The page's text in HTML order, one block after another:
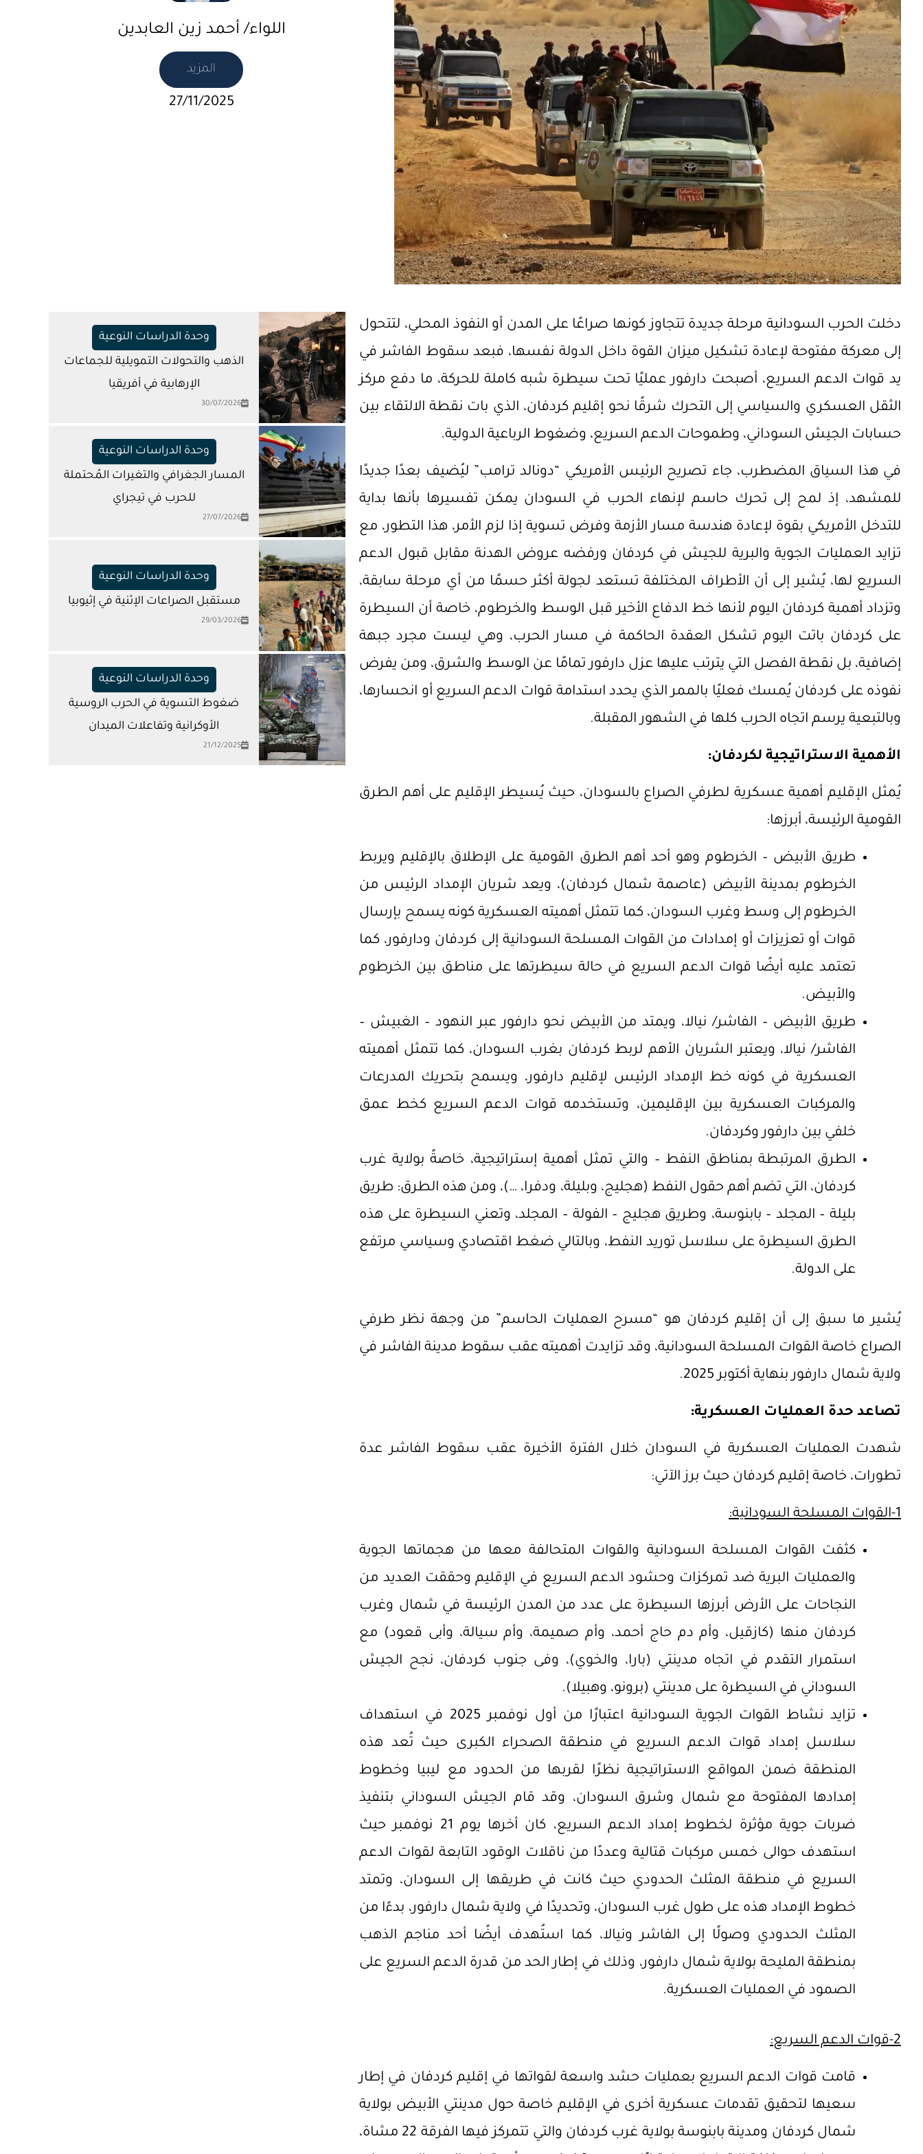
اللواء/ أحمد زين العابدين
المزيد
27/11/2025
دخلت الحرب السودانية مرحلة جديدة تتجاوز كونها صراعًا على المدن أو النفوذ المحلي، لتتحول
إلى معركة مفتوحة لإعادة تشكيل ميزان القوة داخل الدولة نفسها، فبعد سقوط الفاشر في
يد قوات الدعم السريع، أصبحت دارفور عمليًا تحت سيطرة شبه كاملة للحركة، ما دفع مركز
الثقل العسكري والسياسي إلى التحرك شرقًا نحو إقليم كردفان، الذي بات نقطة الالتقاء بين
حسابات الجيش السوداني، وطموحات الدعم السريع، وضغوط الرباعية الدولية.
في هذا السياق المضطرب، جاء تصريح الرئيس الأمريكي “دونالد ترامب” ليُضيف بعدًا جديدًا
للمشهد، إذ لمح إلى تحرك حاسم لإنهاء الحرب في السودان يمكن تفسيرها بأنها بداية
للتدخل الأمريكي بقوة لإعادة هندسة مسار الأزمة وفرض تسوية إذا لزم الأمر، هذا التطور، مع
تزايد العمليات الجوية والبرية للجيش في كردفان ورفضه عروض الهدنة مقابل قبول الدعم
السريع لها، يُشير إلى أن الأطراف المختلفة تستعد لجولة أكثر حسمًا من أي مرحلة سابقة،
وتزداد أهمية كردفان اليوم لأنها خط الدفاع الأخير قبل الوسط والخرطوم، خاصة أن السيطرة
على كردفان باتت اليوم تشكل العقدة الحاكمة في مسار الحرب، وهي ليست مجرد جبهة
إضافية، بل نقطة الفصل التي يترتب عليها عزل دارفور تمامًا عن الوسط والشرق، ومن يفرض
نفوذه على كردفان يُمسك فعليًا بالممر الذي يحدد استدامة قوات الدعم السريع أو انحسارها،
وبالتبعية يرسم اتجاه الحرب كلها في الشهور المقبلة.
الأهمية الاستراتيجية لكردفان:
يُمثل الإقليم أهمية عسكرية لطرفي الصراع بالسودان، حيث يُسيطر الإقليم على أهم الطرق
القومية الرئيسة، أبرزها:
طريق الأبيض – الخرطوم وهو أحد أهم الطرق القومية على الإطلاق بالإقليم ويربط
الخرطوم بمدينة الأبيض (عاصمة شمال كردفان)، ويعد شريان الإمداد الرئيس من
الخرطوم إلى وسط وغرب السودان، كما تتمثل أهميته العسكرية كونه يسمح بإرسال
قوات أو تعزيزات أو إمدادات من القوات المسلحة السودانية إلى كردفان ودارفور، كما
تعتمد عليه أيضًا قوات الدعم السريع في حالة سيطرتها على مناطق بين الخرطوم
والأبيض.
طريق الأبيض – الفاشر/ نيالا، ويمتد من الأبيض نحو دارفور عبر النهود – الغبيش –
الفاشر/ نيالا، ويعتبر الشريان الأهم لربط كردفان بغرب السودان، كما تتمثل أهميته
العسكرية في كونه خط الإمداد الرئيس لإقليم دارفور، ويسمح بتحريك المدرعات
والمركبات العسكرية بين الإقليمين، وتستخدمه قوات الدعم السريع كخط عمق
خلفي بين دارفور وكردفان.
الطرق المرتبطة بمناطق النفط – والتي تمثل أهمية إستراتيجية، خاصةً بولاية غرب
كردفان، التي تضم أهم حقول النفط (هجليج، وبليلة، ودفرا، …)، ومن هذه الطرق: طريق
بليلة – المجلد – بابنوسة، وطريق هجليج – الفولة – المجلد، وتعني السيطرة على هذه
الطرق السيطرة على سلاسل توريد النفط، وبالتالي ضغط اقتصادي وسياسي مرتفع
على الدولة.
يُشير ما سبق إلى أن إقليم كردفان هو “مسرح العمليات الحاسم” من وجهة نظر طرفي
الصراع خاصة القوات المسلحة السودانية، وقد تزايدت أهميته عقب سقوط مدينة الفاشر في
ولاية شمال دارفور بنهاية أكتوبر 2025.
تصاعد حدة العمليات العسكرية:
شهدت العمليات العسكرية في السودان خلال الفترة الأخيرة عقب سقوط الفاشر عدة
تطورات، خاصة إقليم كردفان حيث برز الآتي:
1-القوات المسلحة السودانية:
كثفت القوات المسلحة السودانية والقوات المتحالفة معها من هجماتها الجوية
والعمليات البرية ضد تمركزات وحشود الدعم السريع في الإقليم وحققت العديد من
النجاحات على الأرض أبرزها السيطرة على عدد من المدن الرئيسة في شمال وغرب
كردفان منها (كازقيل، وأم دم حاج أحمد، وأم صميمة، وأم سيالة، وأبى قعود) مع
استمرار التقدم في اتجاه مدينتي (بارا، والخوي)، وفى جنوب كردفان، نجح الجيش
السوداني في السيطرة على مدينتي (برونو، وهبيلا).
تزايد نشاط القوات الجوية السودانية اعتبارًا من أول نوفمبر 2025 في استهداف
سلاسل إمداد قوات الدعم السريع في منطقة الصحراء الكبرى حيث تُعد هذه
المنطقة ضمن المواقع الاستراتيجية نظرًا لقربها من الحدود مع ليبيا وخطوط
إمدادها المفتوحة مع شمال وشرق السودان، وقد قام الجيش السوداني بتنفيذ
ضربات جوية مؤثرة لخطوط إمداد الدعم السريع، كان أخرها يوم 21 نوفمبر حيث
استهدف حوالى خمس مركبات قتالية وعددًا من ناقلات الوقود التابعة لقوات الدعم
السريع في منطقة المثلث الحدودي حيث كانت في طريقها إلى السودان، وتمتد
خطوط الإمداد هذه على طول غرب السودان، وتحديدًا في ولاية شمال دارفور، بدءًا من
المثلث الحدودي وصولًا إلى الفاشر ونيالا، كما استُهدف أيضًا أحد مناجم الذهب
بمنطقة المليحة بولاية شمال دارفور، وذلك في إطار الحد من قدرة الدعم السريع على
الصمود في العمليات العسكرية.
2-قوات الدعم السريع:
قامت قوات الدعم السريع بعمليات حشد واسعة لقواتها في إقليم كردفان في إطار
سعيها لتحقيق تقدمات عسكرية أخرى في الإقليم خاصة حول مدينتي الأبيض بولاية
شمال كردفان ومدينة بابنوسة بولاية غرب كردفان والتي تتمركز فيها الفرقة 22 مشاة،
وحدة الدراسات النوعية
الذهب والتحولات التمويلية للجماعات
الإرهابية في أفريقيا
30/07/2026
وحدة الدراسات النوعية
المسار الجغرافي والتغيرات المُحتملة
للحرب في تيجراي
27/07/2026
وحدة الدراسات النوعية
مستقبل الصراعات الإثنية في إثيوبيا
29/03/2026
وحدة الدراسات النوعية
ضغوط التسوية في الحرب الروسية
الأوكرانية وتفاعلات الميدان
21/12/2025